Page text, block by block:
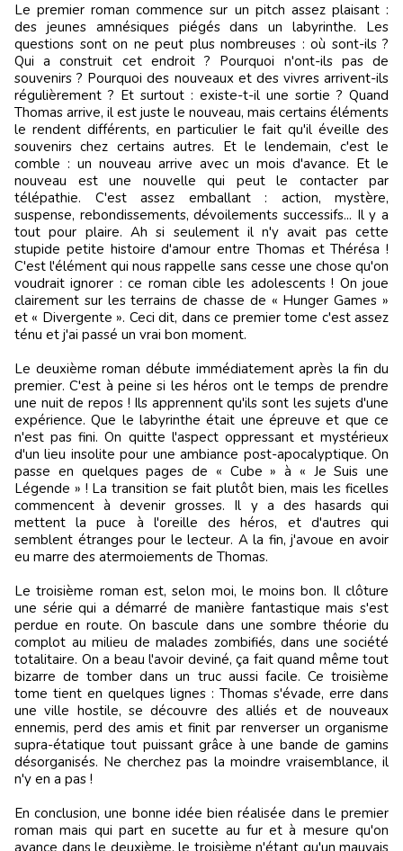
Le premier roman commence sur un pitch assez plaisant :
des jeunes amnésiques piégés dans un labyrinthe. Les
questions sont on ne peut plus nombreuses : où sont-ils ?
Qui a construit cet endroit ? Pourquoi n'ont-ils pas de
souvenirs ? Pourquoi des nouveaux et des vivres arrivent-ils
régulièrement ? Et surtout : existe-t-il une sortie ? Quand
Thomas arrive, il est juste le nouveau, mais certains éléments
le rendent différents, en particulier le fait qu'il éveille des
souvenirs chez certains autres. Et le lendemain, c'est le
comble : un nouveau arrive avec un mois d'avance. Et le
nouveau est une nouvelle qui peut le contacter par
télépathie. C'est assez emballant : action, mystère,
suspense, rebondissements, dévoilements successifs... Il y a
tout pour plaire. Ah si seulement il n'y avait pas cette
stupide petite histoire d'amour entre Thomas et Thérésa !
C'est l'élément qui nous rappelle sans cesse une chose qu'on
voudrait ignorer : ce roman cible les adolescents ! On joue
clairement sur les terrains de chasse de « Hunger Games »
et « Divergente ». Ceci dit, dans ce premier tome c'est assez
ténu et j'ai passé un vrai bon moment.
Le deuxième roman débute immédiatement après la fin du
premier. C'est à peine si les héros ont le temps de prendre
une nuit de repos ! Ils apprennent qu'ils sont les sujets d'une
expérience. Que le labyrinthe était une épreuve et que ce
n'est pas fini. On quitte l'aspect oppressant et mystérieux
d'un lieu insolite pour une ambiance post-apocalyptique. On
passe en quelques pages de « Cube » à « Je Suis une
Légende » ! La transition se fait plutôt bien, mais les ficelles
commencent à devenir grosses. Il y a des hasards qui
mettent la puce à l'oreille des héros, et d'autres qui
semblent étranges pour le lecteur. A la fin, j'avoue en avoir
eu marre des atermoiements de Thomas.
Le troisième roman est, selon moi, le moins bon. Il clôture
une série qui a démarré de manière fantastique mais s'est
perdue en route. On bascule dans une sombre théorie du
complot au milieu de malades zombifiés, dans une société
totalitaire. On a beau l'avoir deviné, ça fait quand même tout
bizarre de tomber dans un truc aussi facile. Ce troisième
tome tient en quelques lignes : Thomas s'évade, erre dans
une ville hostile, se découvre des alliés et de nouveaux
ennemis, perd des amis et finit par renverser un organisme
supra-étatique tout puissant grâce à une bande de gamins
désorganisés. Ne cherchez pas la moindre vraisemblance, il
n'y en a pas !
En conclusion, une bonne idée bien réalisée dans le premier
roman mais qui part en sucette au fur et à mesure qu'on